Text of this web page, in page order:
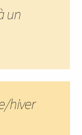
un
hiver